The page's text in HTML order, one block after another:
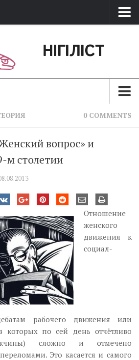
НІГІЛІСТ
0 COMMENTS
вопрос» и
м столетии
Отношение
женского
движения к
социал-
рабочего движения или
которых по сей день отчётливо
сложно и отмечено
Это касается и самого